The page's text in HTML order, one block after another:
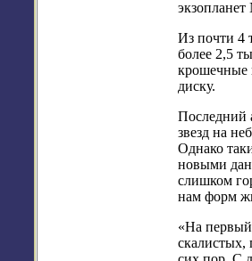
Из почти 4
более 2,5
крошечные
диску.
Последний
звезд на
Однако
новыми
слишком
нам форм
«На
скалистых,